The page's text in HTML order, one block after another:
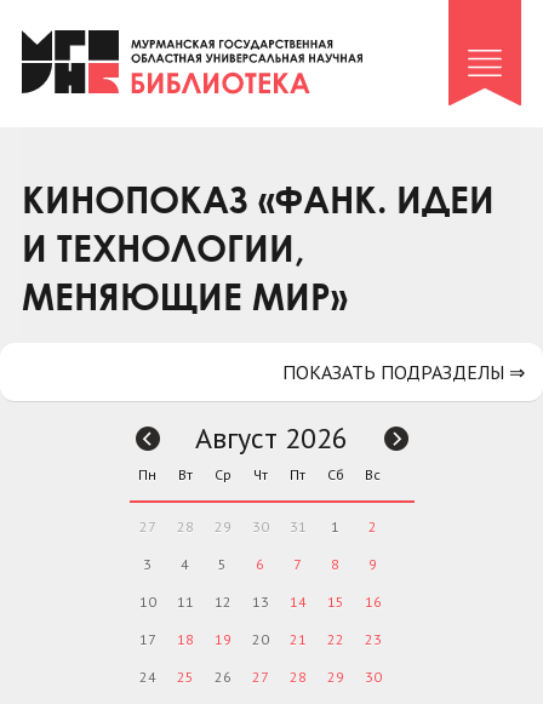
Клуб «Гиря и сельдерей»
Клуб «Семейный архив»
Коллегам
Контакты
КИНОПОКАЗ «ФАНК. ИДЕИ
И ТЕХНОЛОГИИ,
МЕНЯЮЩИЕ МИР»
ПОКАЗАТЬ ПОДРАЗДЕЛЫ ⇒
Август 2026
Пн Вт Ср Чт Пт Сб Вс
27 28 29 30 31 1 2
3 4 5 6 7 8 9
10 11 12 13 14 15 16
17 18 19 20 21 22 23
24 25 26 27 28 29 30